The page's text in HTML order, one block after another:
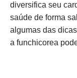
diversifica seu
saúde de forma
algumas das
a funchicorea